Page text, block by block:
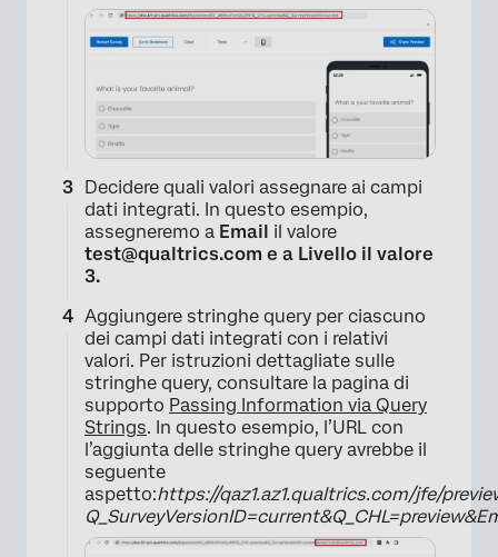
Decidere quali valori assegnare ai campi
dati integrati. In questo esempio,
assegneremo a Email il valore
test@qualtrics.com e a Livello il valore
3.
Aggiungere stringhe query per ciascuno
dei campi dati integrati con i relativi
valori. Per istruzioni dettagliate sulle
stringhe query, consultare la pagina di
supporto Passing Information via Query
Strings. In questo esempio, l’URL con
l’aggiunta delle stringhe query avrebbe il
seguente
aspetto:https://qaz1.az1.qualtrics.com/jfe/